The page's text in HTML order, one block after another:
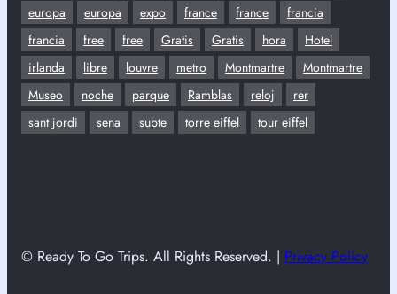
europa
europa expo france france
francia
francia
free free Gratis Gratis hora
Hotel
irlanda
libre louvre metro Montmartre
Montmartre
Museo
noche parque Ramblas reloj
rer
sant jordi
sena subte torre eiffel tour eiffel
© Ready To Go Trips. All Rights Reserved. | Privacy Policy